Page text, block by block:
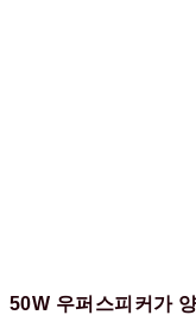
50W 우퍼스피커가